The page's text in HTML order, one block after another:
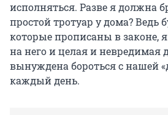
исполняться. Разве я должна
простой тротуар у дома? Ведь
которые прописаны в законе,
на него и целая и невредимая
вынуждена бороться с нашей
каждый день.